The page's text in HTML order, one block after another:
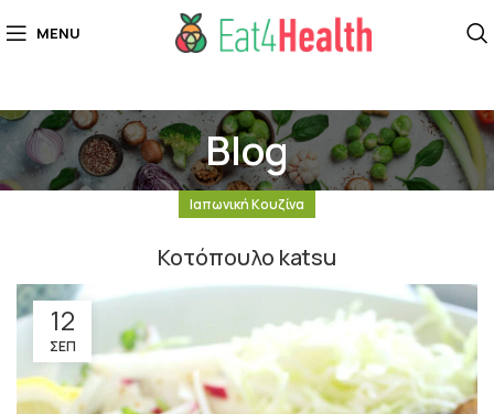
MENU
Blog
Ιαπωνική Κουζίνα
Κοτόπουλο katsu
12
ΣΕΠ